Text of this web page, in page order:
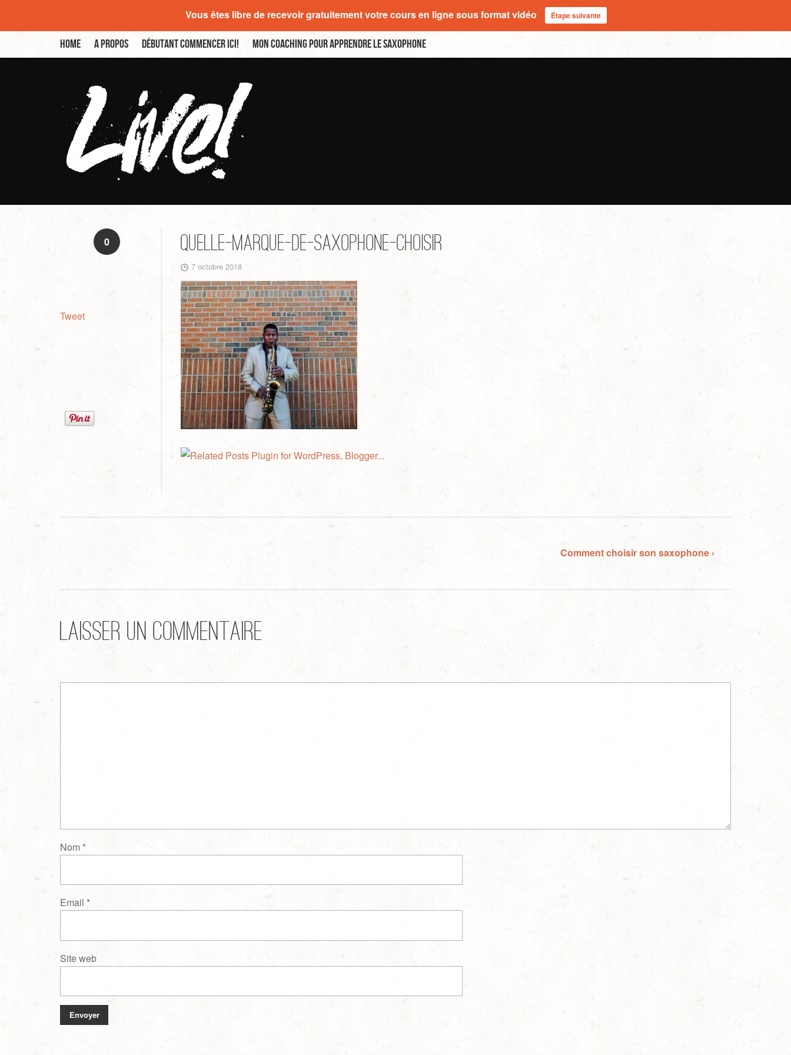
Home A propos Débutant commencer ici! Mon coaching pour apprendre le saxophone
0
Tweet
quelle-marque-de-saxophone-choisir
7 octobre 2018
Comment choisir son saxophone ›
Laisser un commentaire
Nom *
Email *
Site web
Vous êtes libre de recevoir gratuitement votre cours en ligne sous format vidéo Étape suivante